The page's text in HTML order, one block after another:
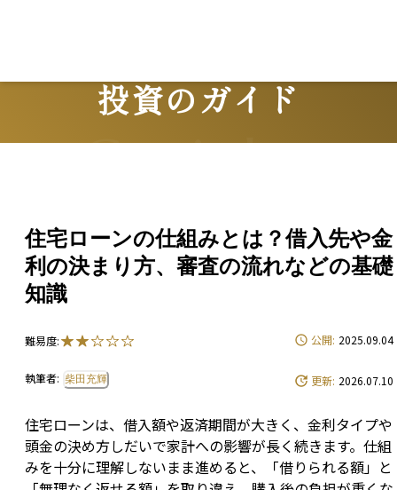
投資のガイド
Guide
住宅ローンの仕組みとは？借入先や金
利の決まり方、審査の流れなどの基礎
知識
難易度:
執筆者: 柴田充輝
公開: 2025.09.04
更新: 2026.07.10
住宅ローンは、借入額や返済期間が大きく、金利タイプや
頭金の決め方しだいで家計への影響が長く続きます。仕組
みを十分に理解しないまま進めると、「借りられる額」と